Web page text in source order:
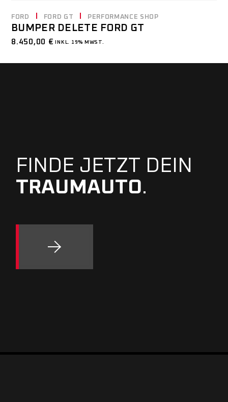
FORD FORD GT PERFORMANCE SHOP
BUMPER DELETE FORD GT
8.450,00 € INKL. 19% MWST.
FINDE JETZT DEIN
TRAUMAUTO.